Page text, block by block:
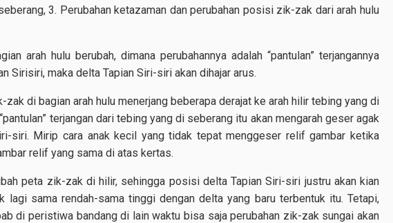
3. Perubahan ketazaman dan perubahan posisi zik-zak dari arah hulu
arah hulu berubah, dimana perubahannya adalah “pantulan” terjangannya
Sirisiri, maka delta Tapian Siri-siri akan dihajar arus.
di bagian arah hulu menerjang beberapa derajat ke arah hilir tebing yang di
terjangan dari tebing yang di seberang itu akan mengarah geser agak
siri. Mirip cara anak kecil yang tidak tepat menggeser relif gambar ketika
relif yang sama di atas kertas.
peta zik-zak di hilir, sehingga posisi delta Tapian Siri-siri justru akan kian
lagi sama rendah-sama tinggi dengan delta yang baru terbentuk itu. Tetapi,
di peristiwa bandang di lain waktu bisa saja perubahan zik-zak sungai akan